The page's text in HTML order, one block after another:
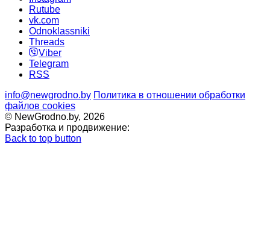
Rutube
vk.com
Odnoklassniki
Threads
Viber
Telegram
RSS
info@newgrodno.by Политика в отношении обработки
файлов cookies
© NewGrodno.by, 2026
Разработка и продвижение:
Back to top button